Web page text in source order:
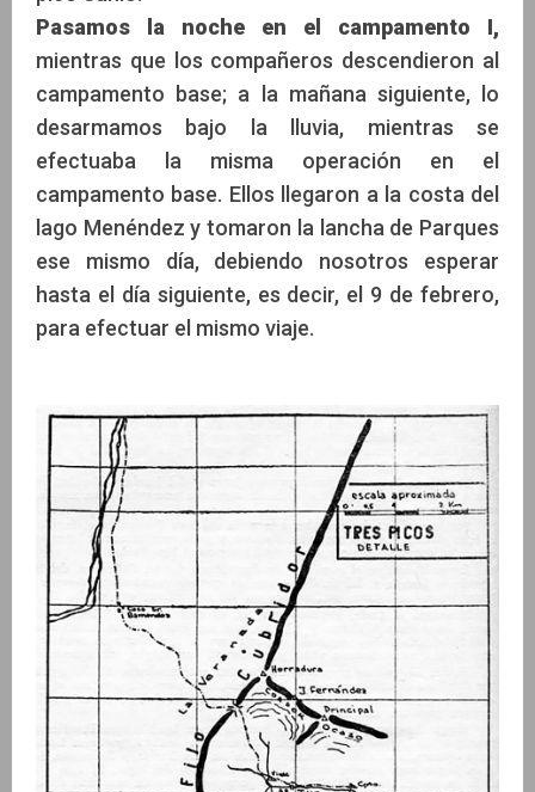
Pasamos la noche en el campamento I,
mientras que los compañeros descendieron al
campamento base; a la mañana siguiente, lo
desarmamos bajo la lluvia, mientras se
efectuaba la misma operación en el
campamento base. Ellos llegaron a la costa del
lago Menéndez y tomaron la lancha de Parques
ese mismo día, debiendo nosotros esperar
hasta el día siguiente, es decir, el 9 de febrero,
para efectuar el mismo viaje.